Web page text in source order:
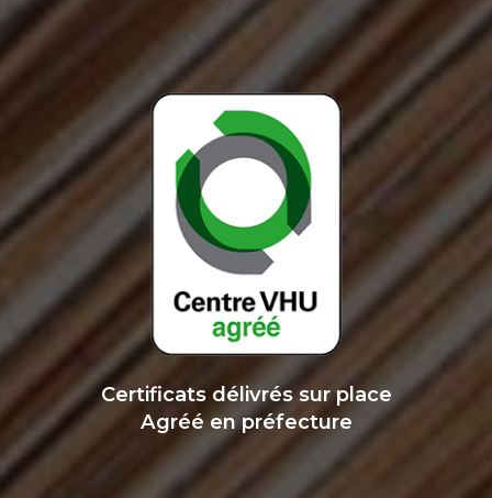
Certificats délivrés sur place
Agréé en préfecture